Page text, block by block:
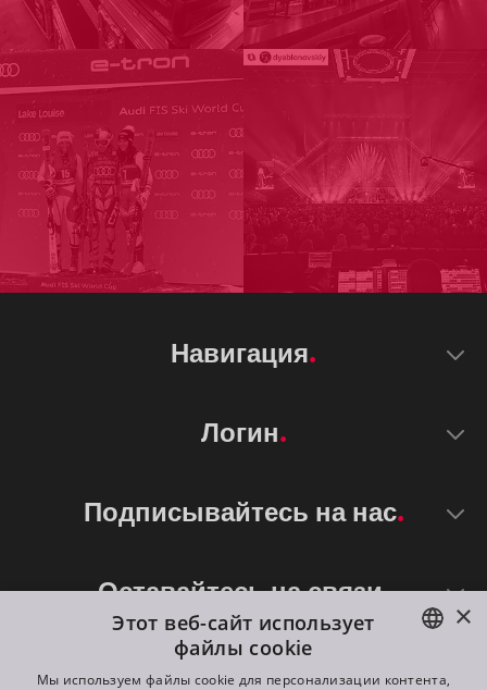
Навигация
Логин
Подписывайтесь на нас
Оставайтесь на связи
ENGLISH
×
Этот веб-сайт использует
файлы cookie
Мы используем файлы cookie для персонализации контента,